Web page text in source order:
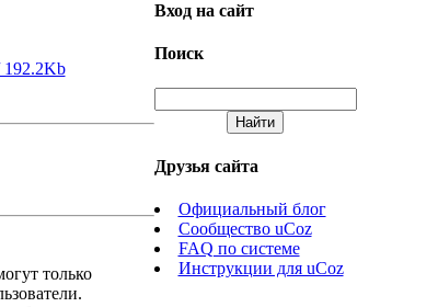
только
Вход на сайт
Поиск
Друзья сайта
Официальный блог
Сообщество uCoz
FAQ по системе
Инструкции для uCoz